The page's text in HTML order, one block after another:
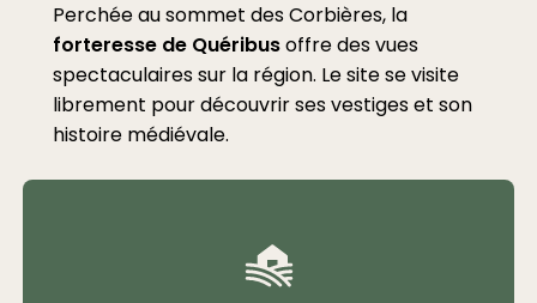
Perchée au sommet des Corbières, la
forteresse de Quéribusoffre des vues
spectaculaires sur la région. Le site se visite
librement pour découvrir ses vestiges et son
histoire médiévale.